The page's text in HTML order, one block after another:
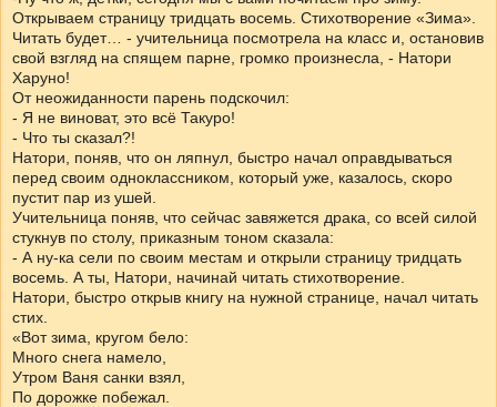
Открываем страницу тридцать восемь. Стихотворение «Зима».
Читать будет… - учительница посмотрела на класс и, остановив
свой взгляд на спящем парне, громко произнесла, - Натори
Харуно!
От неожиданности парень подскочил:
- Я не виноват, это всё Такуро!
- Что ты сказал?!
Натори, поняв, что он ляпнул, быстро начал оправдываться
перед своим одноклассником, который уже, казалось, скоро
пустит пар из ушей.
Учительница поняв, что сейчас завяжется драка, со всей силой
стукнув по столу, приказным тоном сказала:
- А ну-ка сели по своим местам и открыли страницу тридцать
восемь. А ты, Натори, начинай читать стихотворение.
Натори, быстро открыв книгу на нужной странице, начал читать
стих.
«Вот зима, кругом бело:
Много снега намело,
Утром Ваня санки взял,
По дорожке побежал.